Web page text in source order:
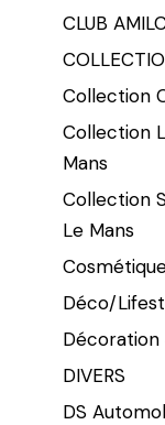
CLUB
Collection
Collection
Mans
Collection
Le Mans
Déco/
DIVERS
DS